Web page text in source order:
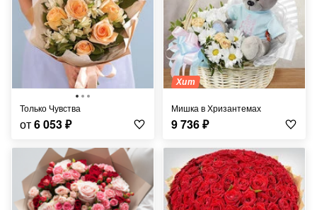
Только Чувства
от6 053₽
Хит
Мишка в Хризантемах
9 736₽